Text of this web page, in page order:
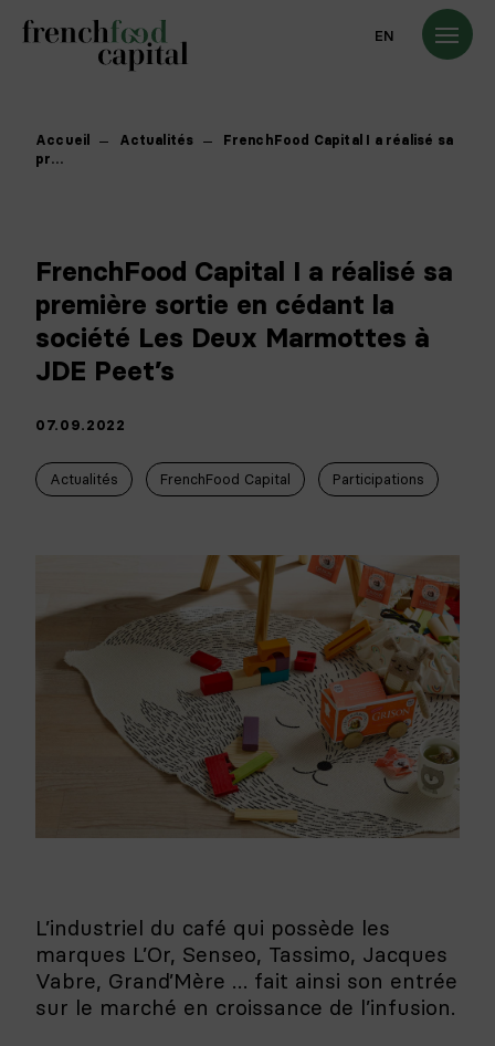
EN
Accueil Actualités
FrenchFood Capital I a réalisé sa
pr…
FrenchFood Capital I a réalisé sa
première sortie en cédant la
société Les Deux Marmottes à
JDE Peet’s
07.09.2022
Actualités FrenchFood Capital Participations
L’industriel du café qui possède les
marques L’Or, Senseo, Tassimo, Jacques
Vabre, Grand’Mère … fait ainsi son entrée
sur le marché en croissance de l’infusion.